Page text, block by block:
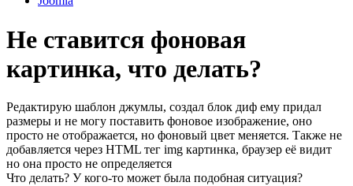
Не ставится фоновая
картинка, что делать?
Редактирую шаблон джумлы, создал блок диф ему придал
размеры и не могу поставить фоновое изображение, оно
просто не отображается, но фоновый цвет меняется. Также не
добавляется через HTML тег img картинка, браузер её видит
но она просто не определяется
Что делать? У кого-то может была подобная ситуация?